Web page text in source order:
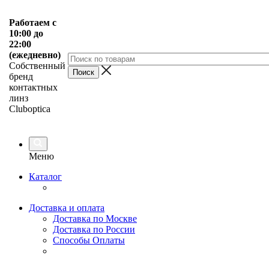
Работаем с
10:00 до
22:00
(ежедневно)
Собственный
бренд
контактных
линз
Cluboptica
Меню
Каталог
Доставка и оплата
Доставка по Москве
Доставка по России
Способы Оплаты